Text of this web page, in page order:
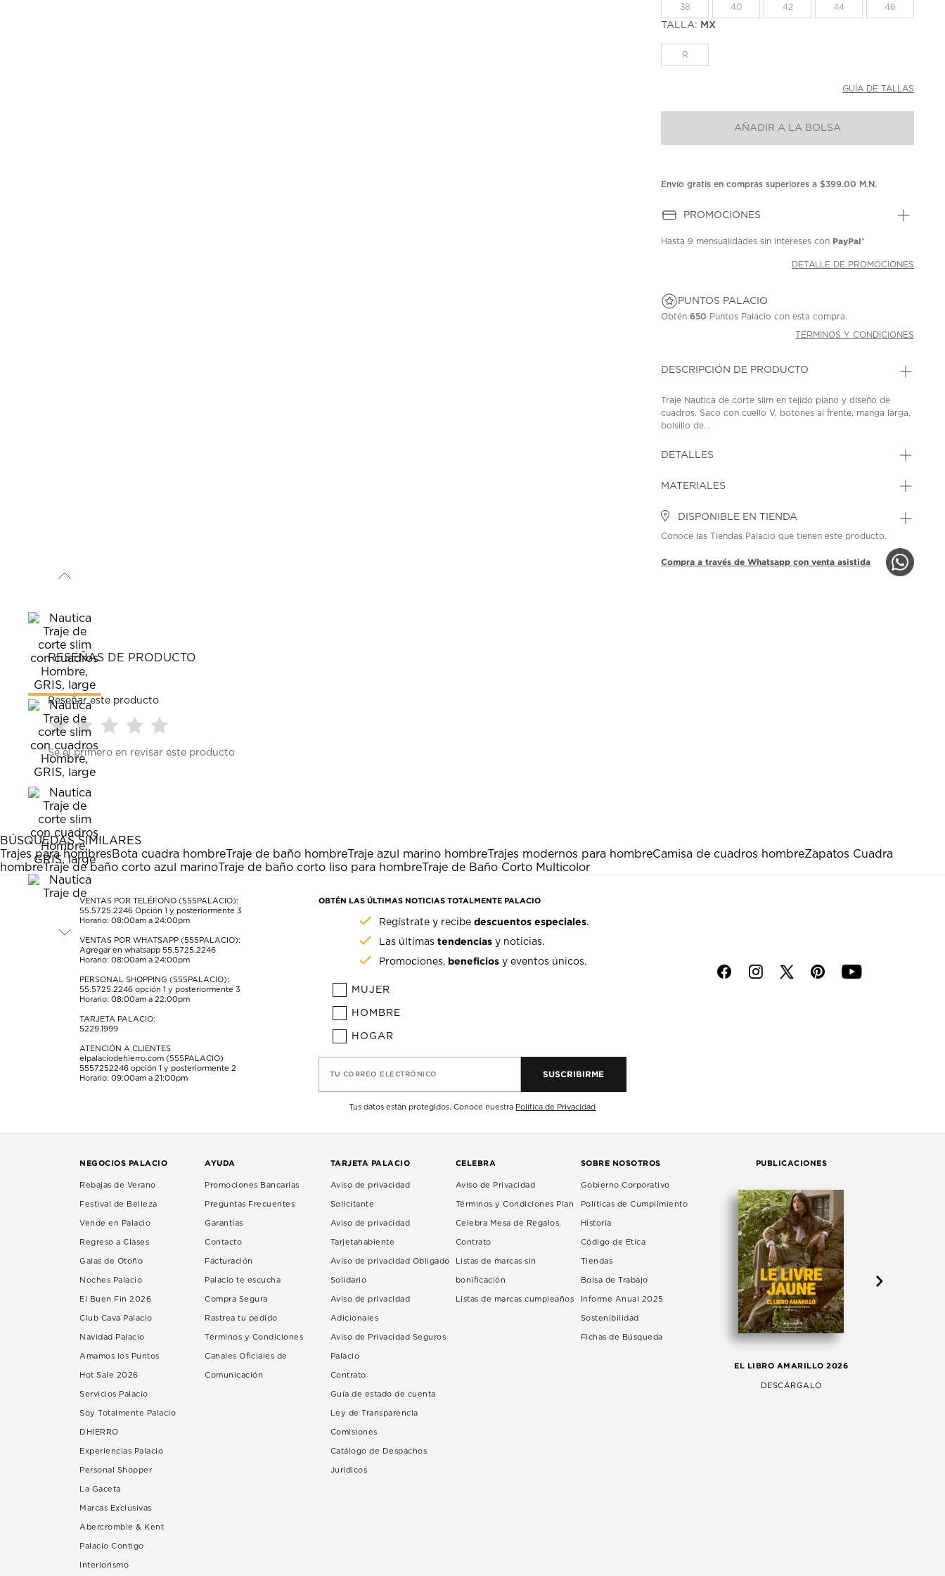
misma
38 40 42 44 46
TALLA: MX
R
GUÍA DE TALLAS
AÑADIR A LA BOLSA
Envío gratis en compras superiores a $399.00 M.N.
PROMOCIONES
Hasta9 mensualidades sin intereses con PayPal*
DETALLE DE PROMOCIONES
PUNTOS PALACIO
Obtén650 Puntos Palacio con esta compra.
TÉRMINOS Y CONDICIONES
DESCRIPCIÓN DE PRODUCTO
Traje Nautica de corte slim en tejido plano y diseño de
cuadros. Saco con cuello V, botones al frente, manga larga,
bolsillo de...
DETALLES
MATERIALES
DISPONIBLE EN TIENDA
Conoce las Tiendas Palacio que tienen este producto.
Compra a través de Whatsapp con venta asistida
RESEÑAS DE PRODUCTO
Reseñar este producto
Seleccionar
para
calificar
artículo
con
1
estrella
Esta
acción
abrirá
el
formulario
envío.
Seleccionar
para
calificar
artículo
con
2
estrellas.
Esta
acción
abrirá
el
formulario
de
para
estrellas.
Esta
acción
abrirá
formulario
de
para
estrellas.
Esta
acción
abrirá
formulario
de
para
Esta
acción
abrirá
formulario
de
envío.
Sé el primero en revisar este producto
BÚSQUEDAS SIMILARES
Trajes para hombresBota cuadra hombreTraje de baño hombreTraje azul marino hombreTrajes modernos para hombreCamisa de cuadros hombreZapatos Cuadra
hombreTraje de baño corto azul marinoTraje de baño corto liso para hombreTraje de Baño Corto Multicolor
VENTAS POR TELÉFONO (555PALACIO):
55.5725.2246 Opción 1 y posteriormente 3
Horario: 08:00am a 24:00pm
VENTAS POR WHATSAPP (555PALACIO):
Agregar en whatsapp 55.5725.2246
Horario: 08:00am a 24:00pm
PERSONAL SHOPPING (555PALACIO):
55.5725.2246 opción 1 y posteriormente 3
Horario: 08:00am a 22:00pm
TARJETA PALACIO:
5229.1999
ATENCIÓN A CLIENTES
elpalaciodehierro.com (555PALACIO)
5557252246 opción 1 y posteriormente 2
Horario: 09:00am a 21:00pm
OBTÉN LAS ÚLTIMAS NOTICIAS TOTALMENTE PALACIO
Regístrate y recibedescuentos especiales.
Las últimastendencias y noticias.
Promociones, beneficios y eventos únicos.
MUJER
HOMBRE
HOGAR
TU CORREO ELECTRÓNICO SUSCRIBIRME
Tus datos están protegidos. Conoce nuestra Política de Privacidad
f i p y
NEGOCIOS PALACIO
Rebajas de Verano
Festival de Belleza
Vende en Palacio
Regreso a Clases
Galas de Otoño
Noches Palacio
El Buen Fin 2026
Club Cava Palacio
Navidad Palacio
Amamos los Puntos
Hot Sale 2026
Servicios Palacio
Soy Totalmente Palacio
DHIERRO
Experiencias Palacio
Personal Shopper
La Gaceta
Marcas Exclusivas
Abercrombie & Kent
Palacio Contigo
Interiorismo
AYUDA
Promociones Bancarias
Preguntas Frecuentes
Garantías
Contacto
Facturación
Palacio te escucha
Compra Segura
Rastrea tu pedido
Términos y Condiciones
Canales Oficiales de
Comunicación
TARJETA PALACIO
Aviso de privacidad
Solicitante
Aviso de privacidad
Tarjetahabiente
Aviso de privacidad Obligado
Solidario
Aviso de privacidad
Adicionales
Aviso de Privacidad Seguros
Palacio
Contrato
Guía de estado de cuenta
Ley de Transparencia
Comisiones
Catálogo de Despachos
Jurídicos
CELEBRA
Aviso de Privacidad
Términos y Condiciones Plan
Celebra Mesa de Regalos.
Contrato
Listas de marcas sin
bonificación
Listas de marcas cumpleaños
SOBRE NOSOTROS
Gobierno Corporativo
Políticas de Cumplimiento
Historia
Código de Ética
Tiendas
Bolsa de Trabajo
Informe Anual 2025
Sostenibilidad
Fichas de Búsqueda
PUBLICACIONES
EL LIBRO AMARILLO 2026
DESCÁRGALO